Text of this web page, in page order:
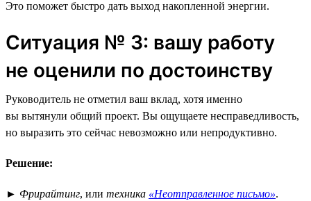
Это поможет быстро дать выход накопленной энергии.
Ситуация № 3: вашу работу
не оценили по достоинству
Руководитель не отметил ваш вклад, хотя именно
вы вытянули общий проект. Вы ощущаете несправедливость,
но выразить это сейчас невозможно или непродуктивно.
Решение:
► Фрирайтинг, или техника «Неотправленное письмо».